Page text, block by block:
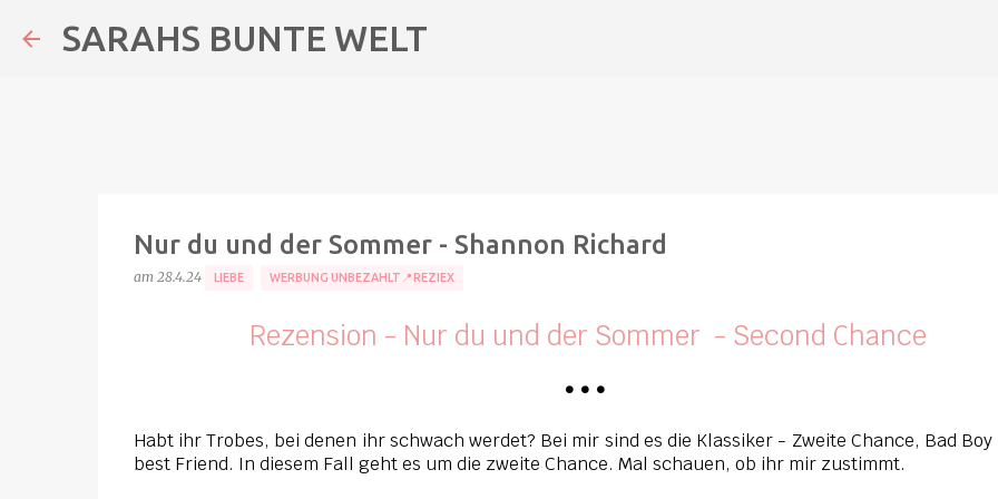
SARAHS BUNTE WELT
Nur du und der Sommer - Shannon Richard
am 28.4.24 LIEBE WERBUNG UNBEZAHLT📍REZIEX
Rezension - Nur du und der Sommer - Second Chance
• • •
Habt ihr Trobes, bei denen ihr schwach werdet? Bei mir sind es die Klassiker - Zweite Chance, Bad Boy
best Friend. In diesem Fall geht es um die zweite Chance. Mal schauen, ob ihr mir zustimmt.